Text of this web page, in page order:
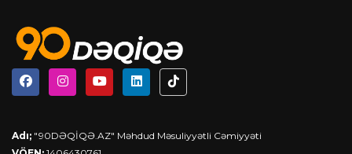
Adı; "90DƏQİQƏ.AZ" Məhdud Məsuliyyətli Cəmiyyəti